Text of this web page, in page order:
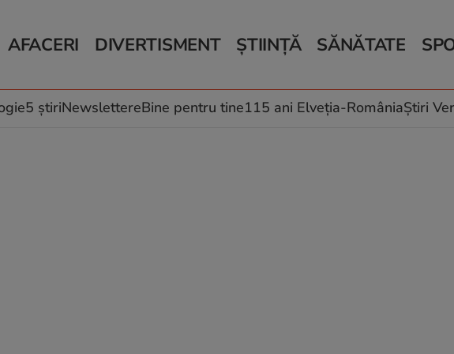
AFACERI
Auto
Locuri de muncă
DIVERTISMENT
Horoscop
Muzică și Filme
ȘTIINȚĂ
Schimbări climatice
SĂNĂTATE
Relații
Rețete culinare
5 știriNewslettereBine pentru tine115 ani Elveția-RomâniaȘtiri